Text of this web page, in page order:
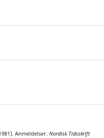
Anmeldelser. Nordisk Tidsskrift